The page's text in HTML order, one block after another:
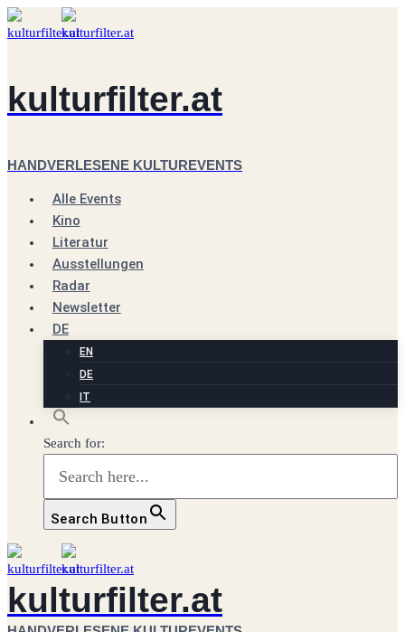
Zum
Inhalt
kulturfilter.at
HANDVERLESENE KULTUREVENTS
Alle Events
Kino
Literatur
Ausstellungen
Radar
Newsletter
DE
EN
DE
IT
Search for:
Search Button
kulturfilter.at